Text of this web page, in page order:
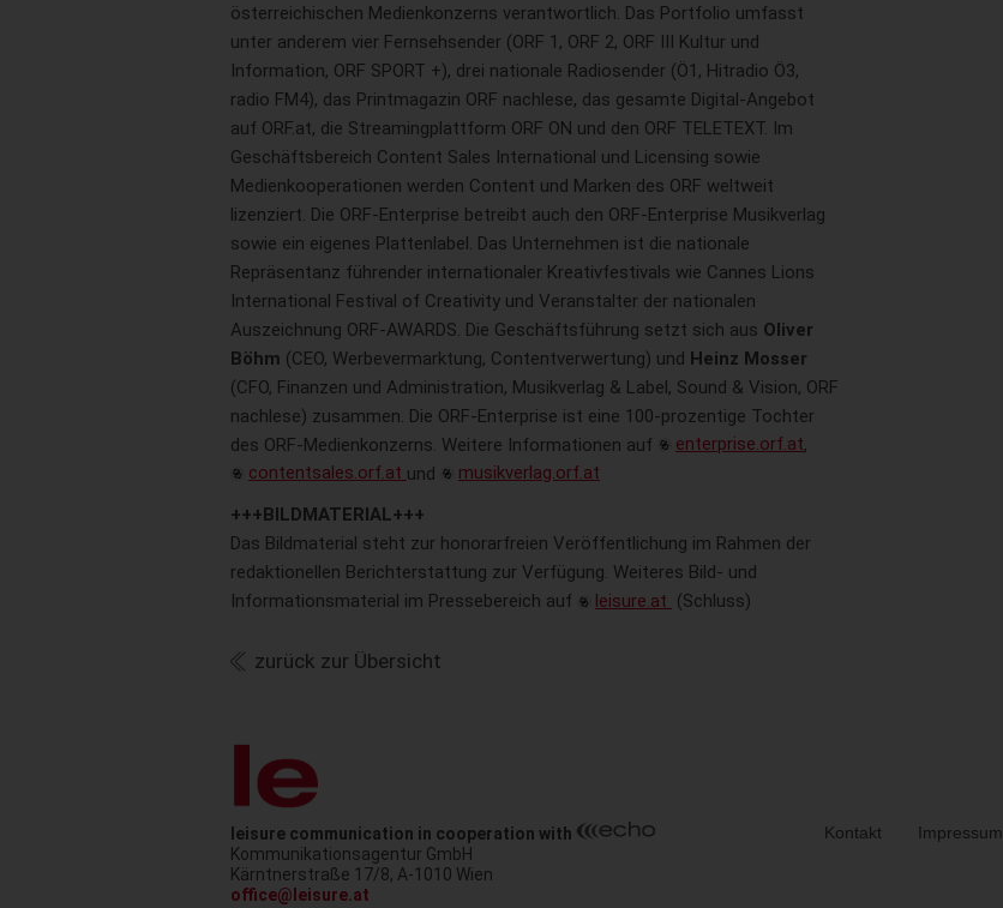
österreichischen Medienkonzerns verantwortlich. Das Portfolio umfasst
unter anderem vier Fernsehsender (ORF 1, ORF 2, ORF III Kultur und
Information, ORF SPORT +), drei nationale Radiosender (Ö1, Hitradio Ö3,
radio FM4), das Printmagazin ORF nachlese, das gesamte Digital-Angebot
auf ORF.at, die Streamingplattform ORF ON und den ORF TELETEXT. Im
Geschäftsbereich Content Sales International und Licensing sowie
Medienkooperationen werden Content und Marken des ORF weltweit
lizenziert. Die ORF-Enterprise betreibt auch den ORF-Enterprise Musikverlag
sowie ein eigenes Plattenlabel. Das Unternehmen ist die nationale
Repräsentanz führender internationaler Kreativfestivals wie Cannes Lions
International Festival of Creativity und Veranstalter der nationalen
Auszeichnung ORF-AWARDS. Die Geschäftsführung setzt sich aus Oliver
Böhm (CEO, Werbevermarktung, Contentverwertung) und Heinz Mosser
(CFO, Finanzen und Administration, Musikverlag & Label, Sound & Vision, ORF
nachlese) zusammen. Die ORF-Enterprise ist eine 100-prozentige Tochter
des ORF-Medienkonzerns. Weitere Informationen auf
enterprise.orf.at,
contentsales.orf.at und
musikverlag.orf.at
+++BILDMATERIAL+++
Das Bildmaterial steht zur honorarfreien Veröffentlichung im Rahmen der
redaktionellen Berichterstattung zur Verfügung. Weiteres Bild- und
Informationsmaterial im Pressebereich auf
leisure.at (Schluss)
zurück zur Übersicht
leisure communication in cooperation with
Kommunikationsagentur GmbH
Kärntnerstraße 17/8, A-1010 Wien
office@leisure.at
Metanavigation
Kontakt Impressum